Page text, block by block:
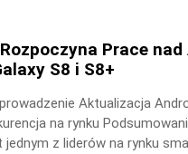
Prace
S8 i S8+
Aktualizacja
na rynku
jednym z liderów na rynku